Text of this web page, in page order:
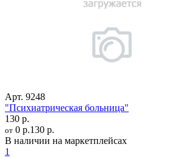
Арт. 9248
"Психиатрическая больница"
130 р.
от 0 р.130 р.
В наличии на маркетплейсах
1